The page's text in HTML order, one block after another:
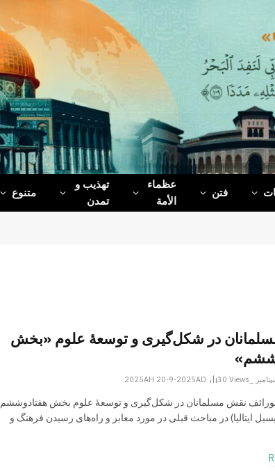
فتن
عظماء‌
الأمة
تهذیب و
تمدن
متنوع
در شکل‌گیری و توسعۀ علوم «بخش
30Views
نقش مسلمانان در شکل‌گیری و توسعۀ علوم بخش هفتادوششم
ایتالیا) در مباحث قبلی در مورد معابر و راه‌های رسیدن فرهنگ و